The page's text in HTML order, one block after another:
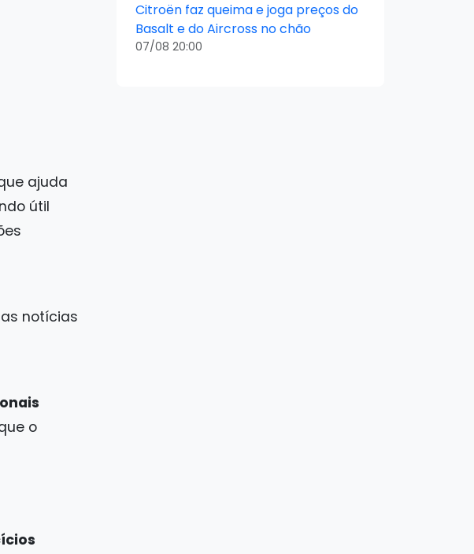
ajuda
útil
notícias
o
Citroën faz queima e joga preços do
Basalt e do Aircross no chão
07/08 20:00